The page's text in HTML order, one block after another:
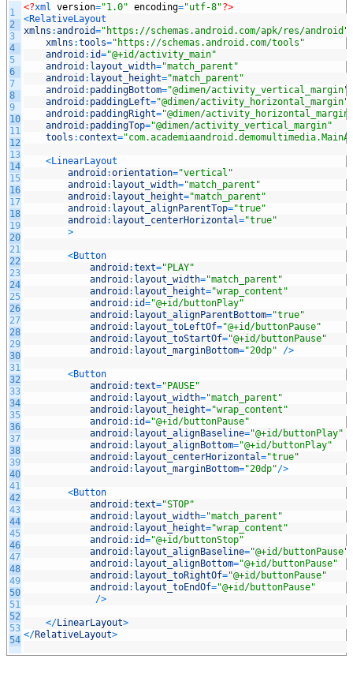
1
2
3
4
5
6
7
8
9
10
11
12
13
14
15
16
17
18
19
20
21
22
23
24
25
26
27
28
29
30
31
32
33
34
35
36
37
38
39
40
41
42
43
44
45
46
47
48
49
50
51
52
53
54
<?xml version="1.0" encoding="utf-8"?>
<RelativeLayout
xmlns :android="https://schemas.android.com/apk/res/android"
xmlns :tools="https://schemas.android.com/tools"
android : id="@+id/activity_main"
android : layout_width="match_parent"
android : layout_height="match_parent"
android : paddingBottom="@dimen/activity_vertical_margin"
android : paddingLeft="@dimen/activity_horizontal_margin"
android : paddingRight="@dimen/
android : paddingTop="@dimen/activity_vertical_margin"
tools : context=
<LinearLayout
android :orientation="vertical"
android : layout_width="match_parent"
android : layout_height="match_parent"
android : layout_alignParentTop="true"
android : layout_centerHorizontal="true"
>
<Button
android :text="PLAY"
android : layout_width="match_parent"
android : layout_height="wrap_content"
android : id="@+id/buttonPlay"
android : layout_alignParentBottom="true"
android : layout_toLeftOf="@+id/buttonPause"
android : layout_toStartOf="@+id/buttonPause"
android : layout_marginBottom="20dp" />
<Button
android :text="PAUSE"
android : layout_width="match_parent"
android : layout_height="wrap_content"
android : id="@+id/buttonPause"
android : layout_alignBaseline="@+id/buttonPlay"
android : layout_alignBottom="@+id/buttonPlay"
android : layout_centerHorizontal="true"
android : layout_marginBottom="20dp"/>
<Button
android :text="STOP"
android : layout_width="match_parent"
android : layout_height="wrap_content"
android : id="@+id/buttonStop"
android : layout_alignBaseline="@+id/buttonPause"
android : layout_alignBottom="@+id/buttonPause"
android : layout_toRightOf="@+id/buttonPause"
android : layout_toEndOf="@+id/buttonPause"
/>
</LinearLayout>
</RelativeLayout>